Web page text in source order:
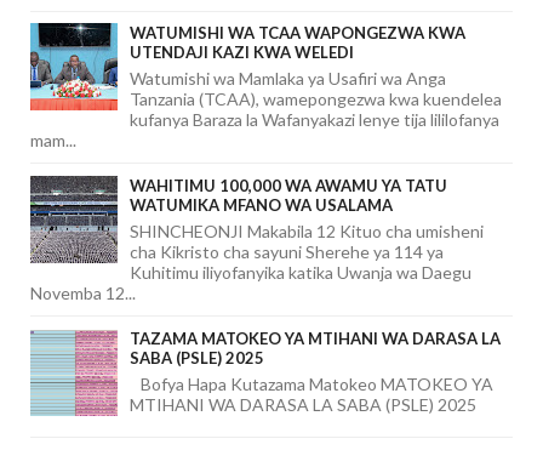
WATUMISHI WA TCAA WAPONGEZWA KWA
UTENDAJI KAZI KWA WELEDI
Watumishi wa Mamlaka ya Usafiri wa Anga
Tanzania (TCAA), wamepongezwa kwa kuendelea
kufanya Baraza la Wafanyakazi lenye tija lililofanya
mam...
WAHITIMU 100,000 WA AWAMU YA TATU
WATUMIKA MFANO WA USALAMA
SHINCHEONJI Makabila 12 Kituo cha umisheni
cha Kikristo cha sayuni Sherehe ya 114 ya
Kuhitimu iliyofanyika katika Uwanja wa Daegu
Novemba 12...
TAZAMA MATOKEO YA MTIHANI WA DARASA LA
SABA (PSLE) 2025
Bofya Hapa Kutazama Matokeo MATOKEO YA
MTIHANI WA DARASA LA SABA (PSLE) 2025